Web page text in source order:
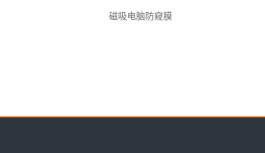
磁吸电脑防窥膜